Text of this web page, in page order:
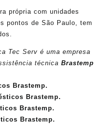
própria com unidades
pontos de São Paulo, tem
Tec Serv é uma empresa
técnica Brastemp
Brastemp.
Brastemp.
Brastemp.
Brastemp.